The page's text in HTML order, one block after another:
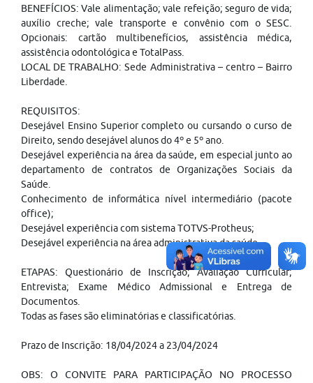
BENEFÍCIOS: Vale alimentação; vale refeição; seguro de vida;
auxílio creche; vale transporte e convênio com o SESC.
Opcionais: cartão multibenefícios, assistência médica,
assistência odontológica e TotalPass.
LOCAL DE TRABALHO: Sede Administrativa – centro – Bairro
Liberdade.
REQUISITOS:
Desejável Ensino Superior completo ou cursando o curso de
Direito, sendo desejável alunos do 4º e 5º ano.
Desejável experiência na área da saúde, em especial junto ao
departamento de contratos de Organizações Sociais da
Saúde.
Conhecimento de informática nível intermediário (pacote
office);
Desejável experiência com sistema TOTVS-Protheus;
Desejável experiência na área administrativa da saúde.
ETAPAS: Questionário de Inscrição; Avaliação Curricular;
Entrevista; Exame Médico Admissional e Entrega de
Documentos.
Todas as fases são eliminatórias e classificatórias.
Prazo de Inscrição: 18/04/2024 a 23/04/2024
OBS: O CONVITE PARA PARTICIPAÇÃO NO PROCESSO